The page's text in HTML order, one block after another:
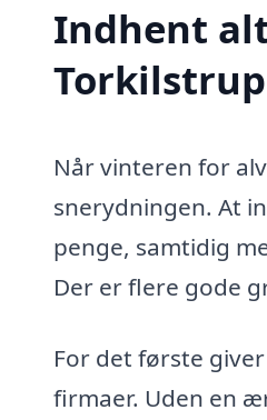
Indhent
Torkilstrup
Når vinteren for
snerydningen. At
penge, samtidig
Der er flere gode
For det første
firmaer. Uden en